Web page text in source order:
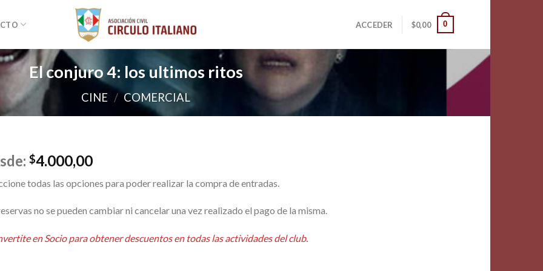
ACCEDER $0,00 0
El conjuro 4: los ultimos ritos
CINE / COMERCIAL
$4.000,00
todas las opciones para poder realizar la compra de entradas.
no se pueden cambiar ni cancelar una vez realizado el pago de la misma.
en Socio para obtener descuentos en todas las actividades del club.